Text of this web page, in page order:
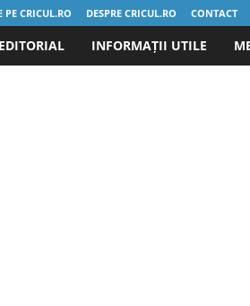
PE CRICUL.RO DESPRE CRICUL.RO CONTACT
EDITORIAL INFORMAȚII UTILE